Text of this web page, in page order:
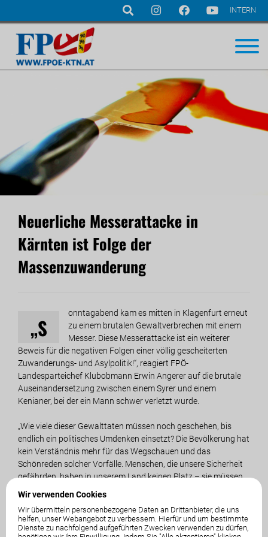
Navigation
Wir verwenden Cookies
Wir übermitteln personenbezogene Daten an Drittanbieter, die uns
helfen, unser Webangebot zu verbessern. Hierfür und um bestimmte
Dienste zu nachfolgend aufgeführten Zwecken verwenden zu dürfen,
INTERN
Neuerliche Messerattacke in
Kärnten ist Folge der
Massenzuwanderung
„S
onntagabend kam es mitten in Klagenfurt erneut
zu einem brutalen Gewaltverbrechen mit einem
Messer. Diese Messerattacke ist ein weiterer
Beweis für die negativen Folgen einer völlig gescheiterten
Zuwanderungs- und Asylpolitik!“, reagiert FPÖ-
Landesparteichef Klubobmann Erwin Angerer auf die brutale
Auseinandersetzung zwischen einem Syrer und einem
Kenianer, bei der ein Mann schwer verletzt wurde.
„Wie viele dieser Gewalttaten müssen noch geschehen, bis
endlich ein politisches Umdenken einsetzt? Die Bevölkerung hat
kein Verständnis mehr für das Wegschauen und das
Schönreden solcher Vorfälle. Menschen, die unsere Sicherheit
gefährden, haben in unserem Land keinen Platz – sie müssen
konsequent abgeschoben werden“, fordert Angerer. Das
sicherer Herkunftsstaaten sei dazu wenig hilfreich.
Abschiebungen würden damit noch schwieriger gemacht und